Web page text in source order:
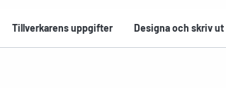
Tillverkarens uppgifter Designa och skriv ut